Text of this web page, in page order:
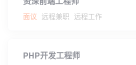
面议 远程兼职 远程工作
PHP开发工程师